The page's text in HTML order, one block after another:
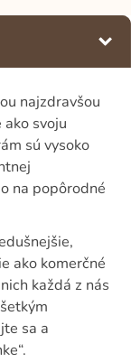
najzdravšou
svoju
sú vysoko
na popôrodné
ako komerčné
každá z nás
sa a